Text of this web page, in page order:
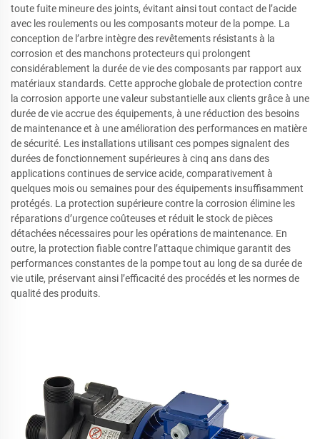
toute fuite mineure des joints, évitant ainsi tout contact de l’acide
avec les roulements ou les composants moteur de la pompe. La
conception de l’arbre intègre des revêtements résistants à la
corrosion et des manchons protecteurs qui prolongent
considérablement la durée de vie des composants par rapport aux
matériaux standards. Cette approche globale de protection contre
la corrosion apporte une valeur substantielle aux clients grâce à une
durée de vie accrue des équipements, à une réduction des besoins
de maintenance et à une amélioration des performances en matière
de sécurité. Les installations utilisant ces pompes signalent des
durées de fonctionnement supérieures à cinq ans dans des
applications continues de service acide, comparativement à
quelques mois ou semaines pour des équipements insuffisamment
protégés. La protection supérieure contre la corrosion élimine les
réparations d’urgence coûteuses et réduit le stock de pièces
détachées nécessaires pour les opérations de maintenance. En
outre, la protection fiable contre l’attaque chimique garantit des
performances constantes de la pompe tout au long de sa durée de
vie utile, préservant ainsi l’efficacité des procédés et les normes de
qualité des produits.